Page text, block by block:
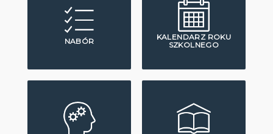
NABÓR
KALENDARZ ROKU
SZKOLNEGO